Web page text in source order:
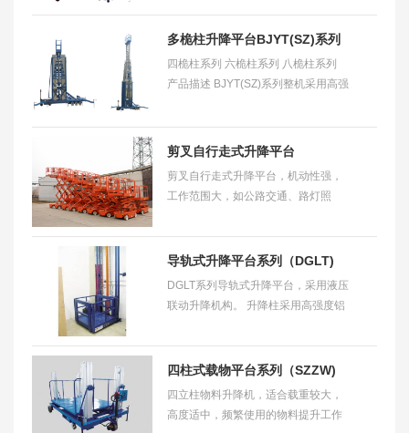
多桅柱升降平台BJYT(SZ)系列
四桅柱系列 六桅柱系列 八桅柱系列
产品描述 BJYT(SZ)系列整机采用高强
好，安全性高，
剪叉自行走式升降平台
BJYT（ZX)
剪叉自行走式升降平台，机动性强，
工作范围大，如公路交通、路灯照
汽车发动机或者直流电池、使用安全
可靠。
导轨式升降平台系列（DGLT)
DGLT系列导轨式升降平台，采用液压
联动升降机构。 升降柱采用高强度铝
靠。外形尺寸小重量轻、移动灵活方
便。
四柱式载物平台系列（SZZW)
四立柱物料升降机，适合载重较大，
高度适中，频繁使用的物料提升工作